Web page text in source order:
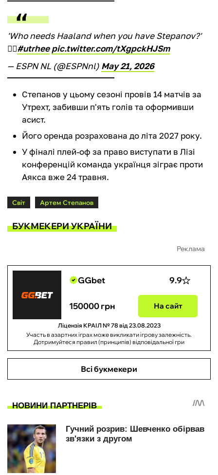
'Who needs Haaland when you have Stepanov?'
🤷‍♂️#utrhee pic.twitter.com/tXgpckHJSm
— ESPN NL (@ESPNnl) May 21, 2026
Степанов у цьому сезоні провів 14 матчів за
Утрехт, забивши п'ять голів та оформивши
асист.
Його оренда розрахована до літа 2027 року.
У фіналі плей-оф за право виступати в Лізі
конференцій команда українця зіграє проти
Аякса вже 24 травня.
Світ Артем Степанов
БУКМЕКЕРИ УКРАЇНИ
Реклама
GGbet 9.9
150000 грн На сайт
Ліцензія КРАІЛ № 78 від 23.08.2023
Участь в азартних іграх може викликати ігрову залежність.
Дотримуйтеся правил (принципів) відповідальної гри
Всі букмекери